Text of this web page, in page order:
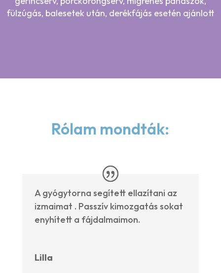
fülzúgás, balesetek után, derékfájás esetén ajánlott
Rólam mondták:
A gyógytorna segített ellazítani az
izmaimat . Passzív kimozgatás sokat
enyhített a fájdalmaimon.
Lilla